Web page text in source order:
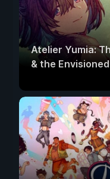
Atelier Yumia:
& the